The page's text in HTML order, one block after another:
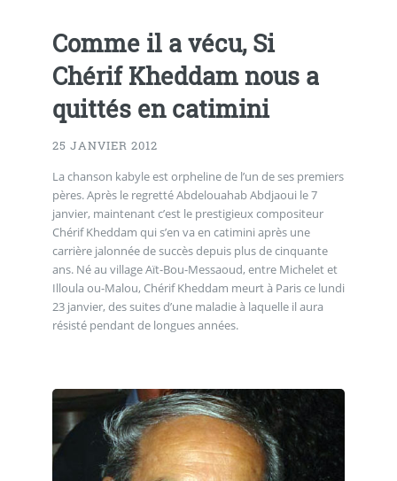
Comme il a vécu, Si
Chérif Kheddam nous a
quittés en catimini
25 JANVIER 2012
La chanson kabyle est orpheline de l’un de ses premiers
pères. Après le regretté Abdelouahab Abdjaoui le 7
janvier, maintenant c’est le prestigieux compositeur
Chérif Kheddam qui s’en va en catimini après une
carrière jalonnée de succès depuis plus de cinquante
ans. Né au village Aït-Bou-Messaoud, entre Michelet et
Illoula ou-Malou, Chérif Kheddam meurt à Paris ce lundi
23 janvier, des suites d’une maladie à laquelle il aura
résisté pendant de longues années.